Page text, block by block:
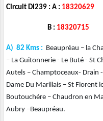
Circuit DI239 : A : 18320629
B : 18320715
A) 82 Kms : Beaupréau – la
– La Guitonnerie - Le Buté - St
Autels – Champtoceaux- Drain
Dame Du Marillais – St Florent
Boutouchére – Chaudron en
Aubry –Beaupréau.